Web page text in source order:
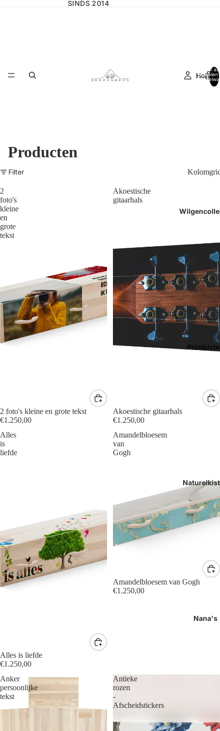
SINDS 2014
Home
Nana's
Totaal
artikelen
Producten
Filter
2
foto's
kleine
en
grote
tekst
2 foto's kleine en grote tekst
€1.250,00
Akoestische
gitaarhals
Akoestische gitaarhals
€1.250,00
Alles
is
liefde
Alles is liefde
€1.250,00
Amandelbloesem
van
Gogh
Amandelbloesem van Gogh
€1.250,00
Anker
persoonlijke
tekst
Antieke
rozen
-
Afscheidstickers